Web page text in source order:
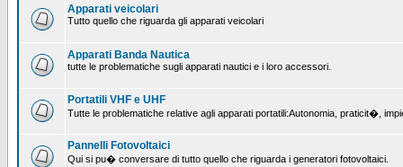
Apparati veicolari
Tutto quello che riguarda gli apparati veicolari
Apparati Banda Nautica
tutte le problematiche sugli apparati nautici e i loro accessori.
Portatili VHF e UHF
Tutte le problematiche relative agli apparati portatili:Autonomia, praticit�,
Pannelli Fotovoltaici
Qui si pu� conversare di tutto quello che riguarda i generatori fotovoltaici.